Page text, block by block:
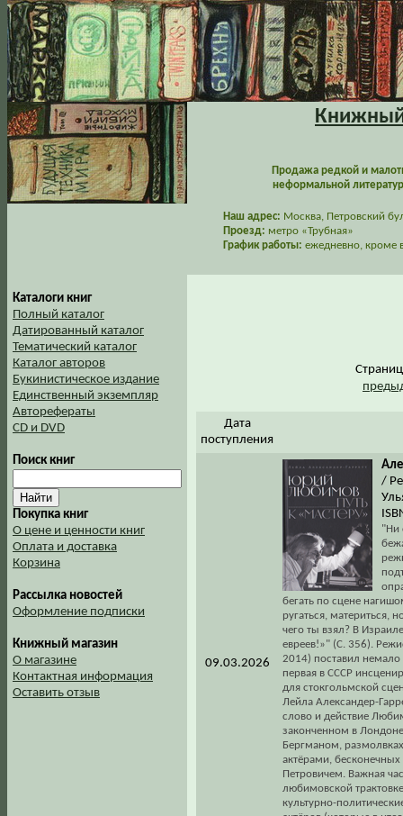
Книжный
Продажа редкой и
неформальной
Наш адрес: Москва, Петровский
Проезд: метро «Трубная»
График работы: ежедневно, кроме
Каталоги книг
Полный каталог
Датированный каталог
Тематический каталог
Каталог авторов
Букинистическое издание
Единственный экземпляр
Авторефераты
CD и DVD
Поиск книг
Покупка книг
О цене и ценности книг
Оплата и доставка
Корзина
Рассылка новостей
Оформление подписки
Книжный магазин
О магазине
Контактная информация
Оставить отзыв
Дата
поступления
09.03.2026
/
"Ни
бегать по сцене
ругаться, материться,
чего ты взял? В
евреев!»" (С. 356).
2014) поставил немало
первая в СССР
для стокгольмской
Лейла Александер-
слово и действие
законченном в
Бергманом,
актёрами,
Петровичем. Важная
любимовской
культурно-